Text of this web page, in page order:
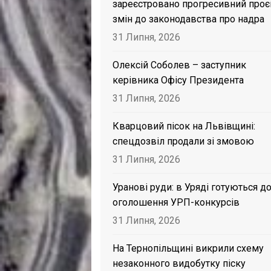
зареєстровано прогресивний
змін до законодавства про надра
31 Липня, 2026
Олексій Соболев – заступник
керівника Офісу Президента
31 Липня, 2026
Кварцовий пісок на Львівщині:
спецдозвіл продали зі змовою
31 Липня, 2026
Уранові руди: в Уряді готуються до
оголошення УРП-конкурсів
31 Липня, 2026
На Тернопільщині викрили схему
незаконного видобутку піску